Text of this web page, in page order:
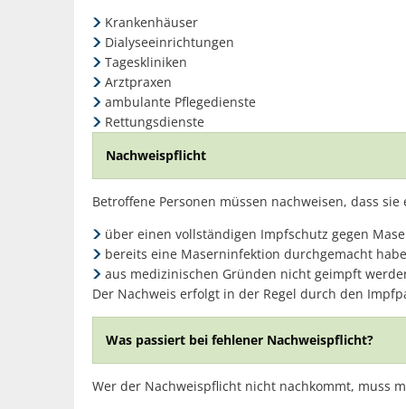
Krankenhäuser
Dialyseeinrichtungen
Tageskliniken
Arztpraxen
ambulante Pflegedienste
Rettungsdienste
Nachweispflicht
Betroffene Personen müssen nachweisen, dass sie
über einen vollständigen Impfschutz gegen
bereits eine Maserninfektion durchgemacht
aus medizinischen Gründen nicht geimpft
Der Nachweis erfolgt in der Regel durch den
Was passiert bei fehlener Nachweispflicht?
Wer der Nachweispflicht nicht nachkommt, muss